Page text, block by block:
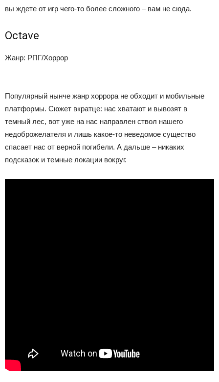
вы ждете от игр чего-то более сложного – вам не сюда.
Octave
Жанр: РПГ/Хоррор
Популярный нынче жанр хоррора не обходит и мобильные
платформы. Сюжет вкратце: нас хватают и вывозят в
темный лес, вот уже на нас направлен ствол нашего
недоброжелателя и лишь какое-то неведомое существо
спасает нас от верной погибели. А дальше – никаких
подсказок и темные локации вокруг.